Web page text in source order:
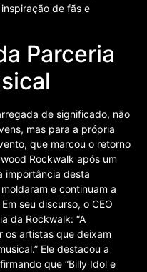
de fãs e
Parceria
de significado, não
mas para a própria
que marcou o retorno
Rockwalk após um
importância desta
e continuam a
seu discurso, o CEO
da Rockwalk: “A
os artistas que deixam
Ele destacou a
que “Billy Idol e